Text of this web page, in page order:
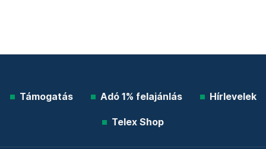
Támogatás Adó 1% felajánlás Hírlevelek
Telex Shop